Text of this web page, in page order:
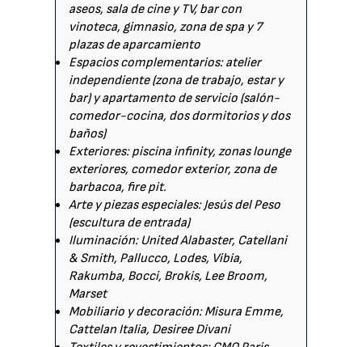
aseos, sala de cine y TV, bar con
vinoteca, gimnasio, zona de spa y 7
plazas de aparcamiento
Espacios complementarios: atelier
independiente (zona de trabajo, estar y
bar) y apartamento de servicio (salón-
comedor-cocina, dos dormitorios y dos
baños)
Exteriores: piscina infinity, zonas lounge
exteriores, comedor exterior, zona de
barbacoa, fire pit.
Arte y piezas especiales: Jesús del Peso
(escultura de entrada)
Iluminación: United Alabaster, Catellani
& Smith, Pallucco, Lodes, Vibia,
Rakumba, Bocci, Brokis, Lee Broom,
Marset
Mobiliario y decoración: Misura Emme,
Cattelan Italia, Desiree Divani